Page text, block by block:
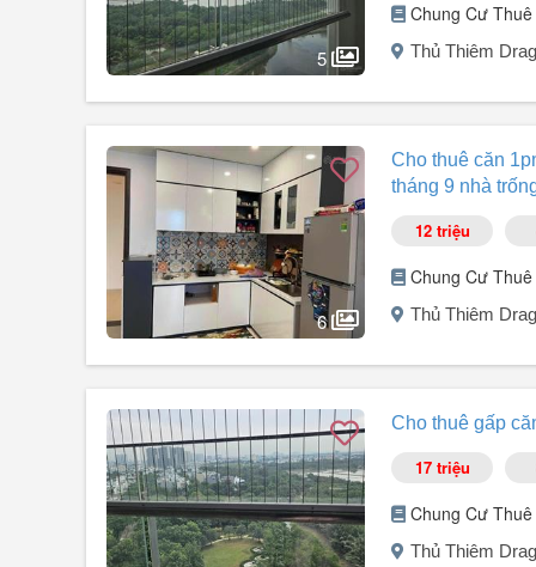
Liên hệ Triệu .
5
Chung Cư Thuê
Thủ Thiêm
Chính chủ gởi cần cho thuê Thủ Thiêm Dragon 2PN.
Giá mong muốn 17tr. Khách thiện chí có thể thương
Xem nhà đầu tháng 8.
Nhắn Ms.Lana cư dân Thủ Thiêm để xem nhà.
Cảm ơn các bạn đã xem tin
6
Cho thuê căn
tháng 9 nhà
12 triệu
Chung Cư Thuê
Thủ Thiêm
Cho thuê căn 1PN Thủ Thiêm Dragon, Quận 2.
Diện tích 48m² ban công hướng Đông nam.
Hiện trạng: Nội thất đầy đủ.
Giá thuê 12 triệu/tháng không bao gồm PQL.
Đầu tháng 9 nhà trống.
Liên hệ xem nhà Trường.
Cho thuê gấp
17 triệu
Chung Cư Thuê
Thủ Thiêm